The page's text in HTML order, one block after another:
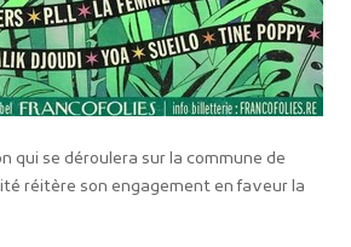
qui se déroulera sur la commune de
réitère son engagement en faveur la